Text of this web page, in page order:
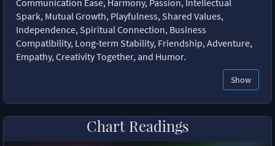
Spark, Mutual Growth, Playfulness, Shared Values,
Independence, Spiritual Connection, Business
Compatibility, Long-term Stability, Friendship, Adventure,
Empathy, Creativity Together, and Humor.
Show
Chart Readings